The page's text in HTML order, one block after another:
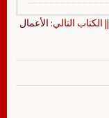
|| الكتاب التالي: الأعمال